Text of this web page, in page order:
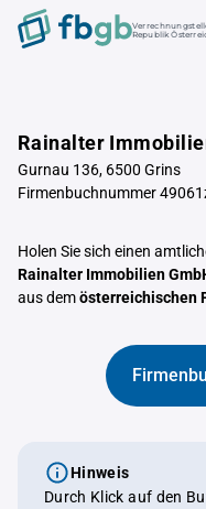
Republik
Rainalter
Gurnau 136, 6500 Grins
Firmenbuchnummer
Holen Sie sich einen
Rainalter Immobilien
aus demösterreichischen
Hinweis
Durch Klick auf den